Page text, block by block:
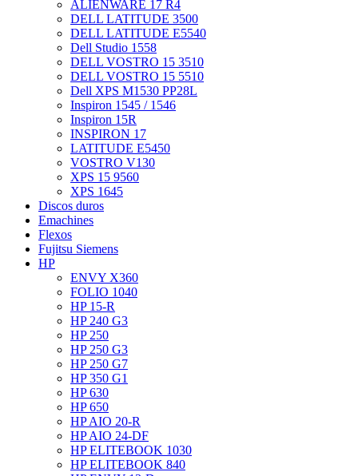
ALIENWARE 17 R4
DELL LATITUDE 3500
DELL LATITUDE E5540
Dell Studio 1558
DELL VOSTRO 15 3510
DELL VOSTRO 15 5510
Dell XPS M1530 PP28L
Inspiron 1545 / 1546
Inspiron 15R
INSPIRON 17
LATITUDE E5450
VOSTRO V130
XPS 15 9560
XPS 1645
Discos duros
Emachines
Flexos
Fujitsu Siemens
HP
ENVY X360
FOLIO 1040
HP 15-R
HP 240 G3
HP 250
HP 250 G3
HP 250 G7
HP 350 G1
HP 630
HP 650
HP AIO 20-R
HP AIO 24-DF
HP ELITEBOOK 1030
HP ELITEBOOK 840